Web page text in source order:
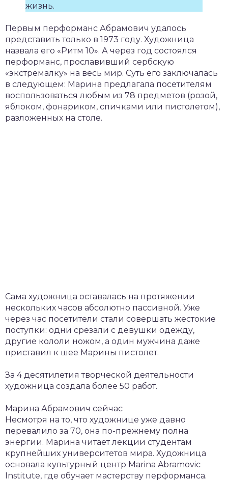
жизнь.
Первым перформанс Абрамович удалось
представить только в 1973 году. Художница
назвала его «Ритм 10». А через год состоялся
перформанс, прославивший сербскую
«экстремалку» на весь мир. Суть его заключалась
в следующем: Марина предлагала посетителям
воспользоваться любым из 78 предметов (розой,
яблоком, фонариком, спичками или пистолетом),
разложенных на столе.
Сама художница оставалась на протяжении
нескольких часов абсолютно пассивной. Уже
через час посетители стали совершать жестокие
поступки: одни срезали с девушки одежду,
другие кололи ножом, а один мужчина даже
приставил к шее Марины пистолет.
За 4 десятилетия творческой деятельности
художница создала более 50 работ.
Марина Абрамович сейчас
Несмотря на то, что художнице уже давно
перевалило за 70, она по-прежнему полна
энергии. Марина читает лекции студентам
крупнейших университетов мира. Художница
основала культурный центр Marina Abramovic
Institute, где обучает мастерству перформанса.